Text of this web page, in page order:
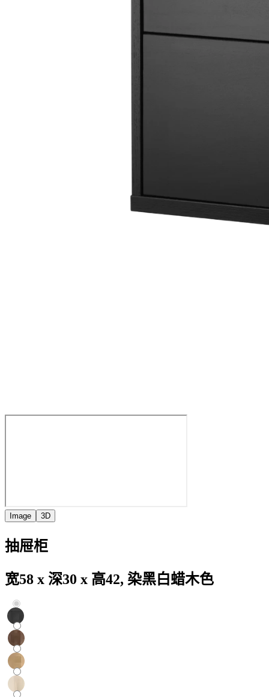
Image 3D
抽屉柜
宽58 x 深30 x 高42, 染黑白蜡木色